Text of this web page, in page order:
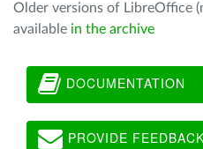
Older versions of LibreOffice
available in the archive
DOCUMENTATION
PROVIDE FEEDBACK